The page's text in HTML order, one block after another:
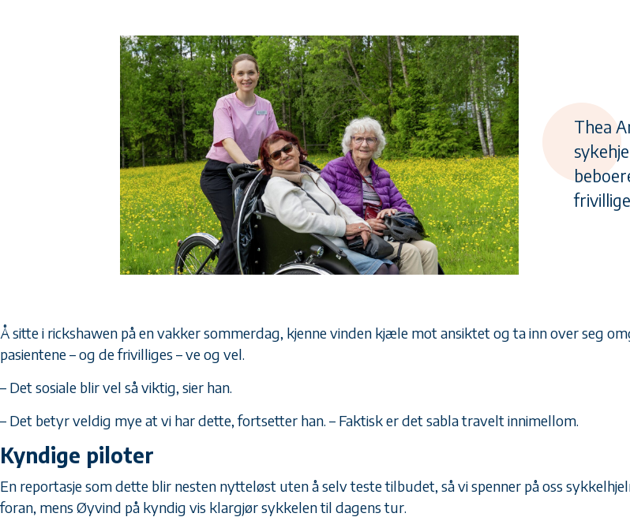
Thea
Å sitte i rickshawen på en vakker sommerdag, kjenne vinden kjæle mot ansiktet og ta inn over seg
pasientene – og de frivilliges – ve og vel.
– Det sosiale blir vel så viktig, sier han.
– Det betyr veldig mye at vi har dette, fortsetter han. – Faktisk er det sabla travelt innimellom.
Kyndige piloter
En reportasje som dette blir nesten nytteløst uten å selv teste tilbudet, så vi spenner på oss
foran, mens Øyvind på kyndig vis klargjør sykkelen til dagens tur.